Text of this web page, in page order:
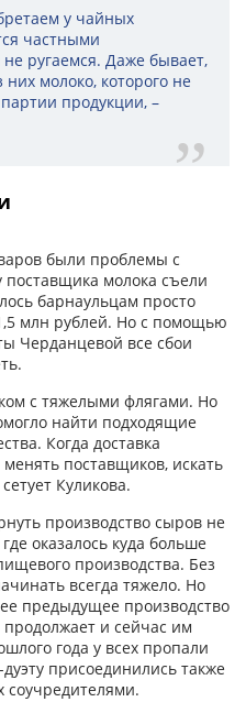
у чайных
частными
ругаемся. Даже бывает,
них молоко, которого не
продукции, –
были проблемы с
молока съели
барнаульцам просто
млн рублей. Но с помощью
Черданцевой все сбои
с тяжелыми флягами. Но
найти подходящие
Когда доставка
поставщиков, искать
Куликова.
производство сыров не
оказалось куда больше
производства. Без
всегда тяжело. Но
предыдущее производство
и сейчас им
года у всех пропали
присоединились также
соучредителями.